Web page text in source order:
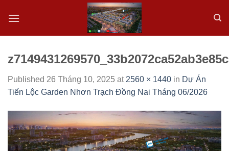
Published 26 Tháng 10, 2025 at 2560 × 1440 in Dự Án
Tiến Lộc Garden Nhơn Trạch Đồng Nai Tháng 06/2026